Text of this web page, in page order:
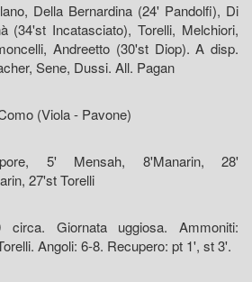
Della Bernardina (24' Pandolfi), Di
(34'st Incatasciato), Torelli, Melchiori,
Andreetto (30'st Diop). A disp.
Sene, Dussi. All. Pagan
(Viola - Pavone)
5' Mensah, 8'Manarin, 28'
27'st Torelli
circa. Giornata uggiosa. Ammoniti:
Angoli: 6-8. Recupero: pt 1', st 3'.